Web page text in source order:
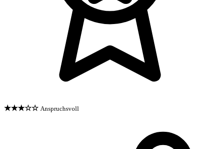
★★★☆☆ Anspruchsvoll